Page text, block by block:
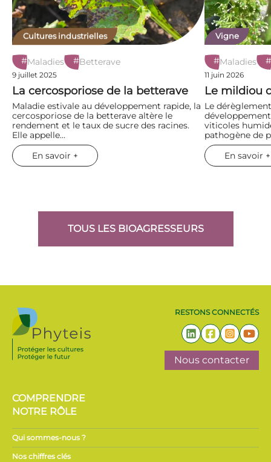
Cultures industrielles
#Maladies #Betterave
9 juillet 2025
La cercosporiose de la betterave
Maladie estivale au développement rapide, la
cercosporiose de la betterave altère le
rendement et le taux de sucre des racines.
Elle appelle…
En savoir +
Vigne
#Maladies
11 juin 2026
Le mildiou
Le
viticoles
pathogène de
En savoir +
TOUS LES BIOAGRESSEURS
RESTONS CONNECTÉS
Nous contacter
COMPRENDRE
NOTRE RÔLE
Qui sommes-nous ?
Nos chiffres clés